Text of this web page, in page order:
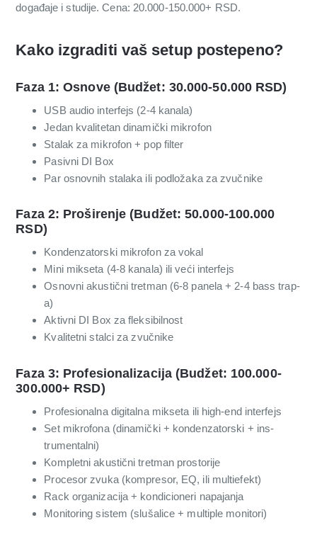
događaje i studije. Cena: 20.000-150.000+ RSD.
Kako izgraditi vaš setup postepeno?
Faza 1: Osnove (Budžet: 30.000-50.000 RSD)
USB audio interfejs (2-4 kanala)
Jedan kvalitetan dinamički mikrofon
Stalak za mikrofon + pop filter
Pasivni DI Box
Par osnovnih stalaka ili podložaka za zvučnike
Faza 2: Proširenje (Budžet: 50.000-100.000
RSD)
Kondenzatorski mikrofon za vokal
Mini mikseta (4-8 kanala) ili veći interfejs
Osnovni akustični tretman (6-8 panela + 2-4 bass trap-
a)
Aktivni DI Box za fleksibilnost
Kvalitetni stalci za zvučnike
Faza 3: Profesionalizacija (Budžet: 100.000-
300.000+ RSD)
Profesionalna digitalna mikseta ili high-end interfejs
Set mikrofona (dinamički + kondenzatorski + ins­
trumentalni)
Kompletni akustični tretman prostorije
Procesor zvuka (kompresor, EQ, ili multiefekt)
Rack organizacija + kondicioneri napajanja
Monitoring sistem (slušalice + multiple monitori)